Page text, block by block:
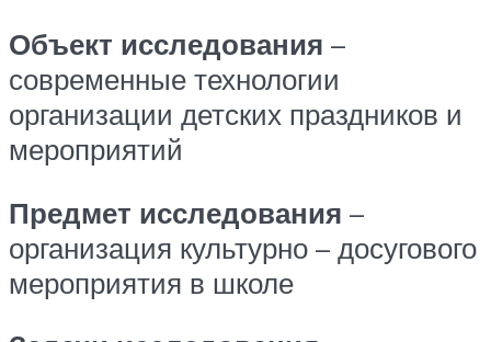
Объект исследования –
современные технологии
организации детских праздников и
мероприятий
Предмет исследования –
организация культурно – досугового
мероприятия в школе